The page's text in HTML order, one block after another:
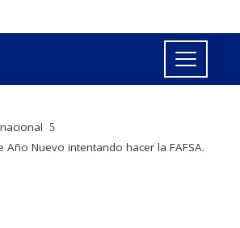
Año Nuevo intentando hacer la FAFSA.